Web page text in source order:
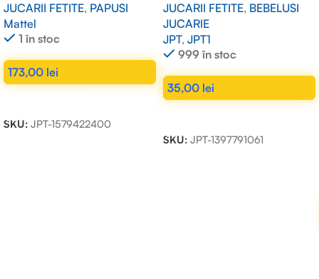
JUCARII FETITE, PAPUSI
Mattel
1 în stoc
173,00 lei
SKU: JPT-1579422400
JUCARII FETITE, BEBELUSI
JUCARIE
JPT, JPT1
999 în stoc
35,00 lei
SKU: JPT-1397791061